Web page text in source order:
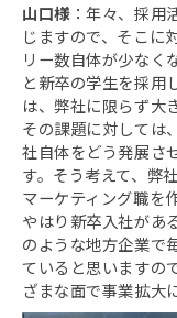
山口様：年々、採用
じますので、そこに
リー数自体が少なく
と新卒の学生を採用
は、弊社に限らず大
その課題に対しては
社自体をどう発展さ
す。そう考えて、弊
マーケティング職を
やはり新卒入社があ
のような地方企業で
ていると思いますの
ざまな面で事業拡大